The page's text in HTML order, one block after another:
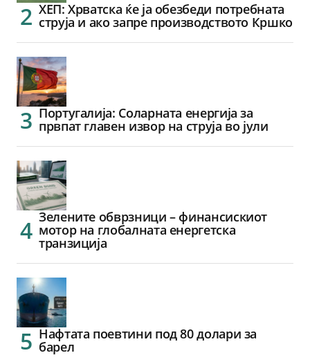
ХЕП: Хрватска ќе ја обезбеди потребната
струја и ако запре производството Кршко
Португалија: Соларната енергија за
првпат главен извор на струја во јули
Зелените обврзници – финансискиот
мотор на глобалната енергетска
транзиција
Нафтата поевтини под 80 долари за
барел